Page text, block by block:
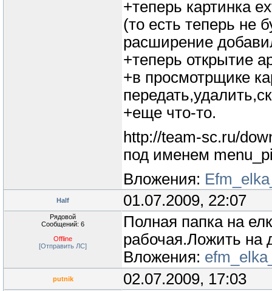
+теперь картинка
(то есть теперь не
расширение
+теперь открытие
+в просмотрщике
+еще что-то.
http://team-sc.ru/
под именем
Вложения:
Half 01.07.2009, 22:07
Рядовой
Сообщений: 6
Offline
[Отправить ЛС]
Полная папка на
рабочая.Ложить на
Вложения:
putnik 02.07.2009, 17:03